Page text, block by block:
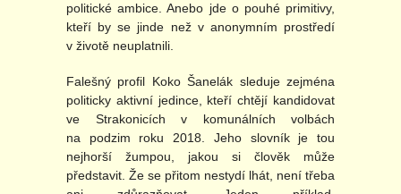
politické ambice. Anebo jde o pouhé primitivy,
kteří by se jinde než v anonymním prostředí
v životě neuplatnili.
Falešný profil Koko Šanelák sleduje zejména
politicky aktivní jedince, kteří chtějí kandidovat
ve Strakonicích v komunálních volbách
na podzim roku 2018. Jeho slovník je tou
nejhorší žumpou, jakou si člověk může
představit. Že se přitom nestydí lhát, není třeba